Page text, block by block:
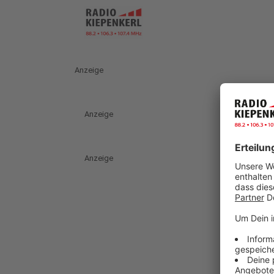
Anzeige
Anzeige
Anzeige